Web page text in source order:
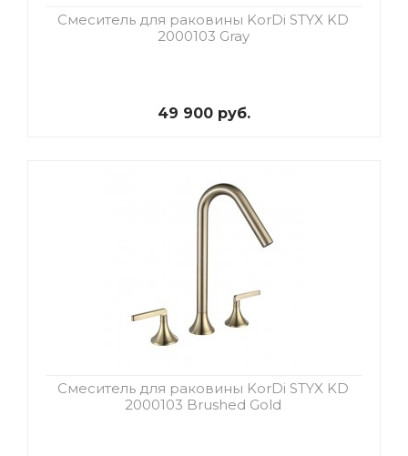
Смеситель для раковины KorDi STYX KD
2000103 Gray
49 900 руб.
Смеситель для раковины KorDi STYX KD
2000103 Brushed Gold